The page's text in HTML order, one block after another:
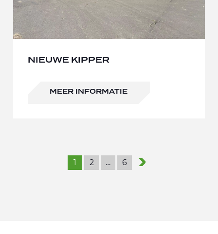
NIEUWE KIPPER
MEER INFORMATIE
1 2 … 6